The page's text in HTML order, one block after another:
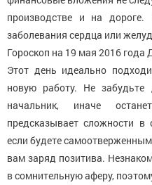
производстве и на
заболевания сердца или
Гороскоп на 19 мая 2016 года
Этот день идеально
новую работу. Не
начальник, иначе
предсказывает сложности
если будете
вам заряд позитива.
в сомнительную аферу,